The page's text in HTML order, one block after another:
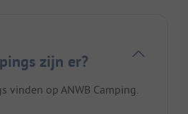
zijn er?
vinden op ANWB Camping.